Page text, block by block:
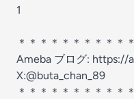
1
＊＊＊＊＊＊＊＊＊＊
Ameba ブログ: https://
X:@buta_chan_89
＊＊＊＊＊＊＊＊＊＊